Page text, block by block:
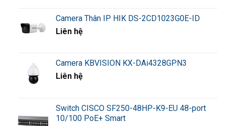
Camera Thân IP HIK DS-2CD1023G0E-ID
Liên hệ
Camera KBVISION KX-DAi4328GPN3
Liên hệ
Switch CISCO SF250-48HP-K9-EU 48-port
10/100 PoE+ Smart